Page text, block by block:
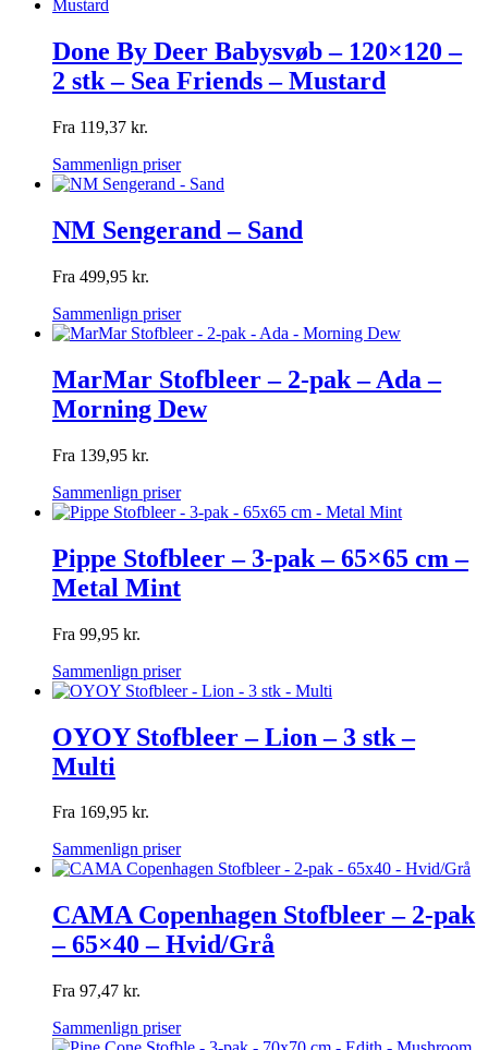
Done By Deer Babysvøb – 120×120 –
2 stk – Sea Friends – Mustard
Fra 119,37 kr.
Sammenlign priser
NM Sengerand – Sand
Fra 499,95 kr.
Sammenlign priser
MarMar Stofbleer – 2-pak – Ada –
Morning Dew
Fra 139,95 kr.
Sammenlign priser
Pippe Stofbleer – 3-pak – 65×65 cm –
Metal Mint
Fra 99,95 kr.
Sammenlign priser
OYOY Stofbleer – Lion – 3 stk –
Multi
Fra 169,95 kr.
Sammenlign priser
CAMA Copenhagen Stofbleer – 2-pak
– 65×40 – Hvid/Grå
Fra 97,47 kr.
Sammenlign priser